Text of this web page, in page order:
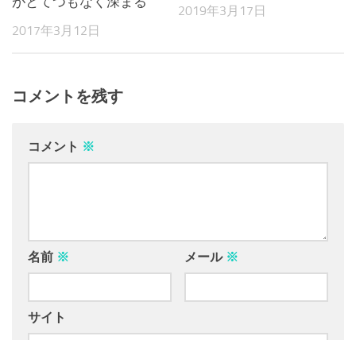
2017年3月12日
2019年3月17日
コメントを残す
コメント ※
名前 ※ メール ※
サイト